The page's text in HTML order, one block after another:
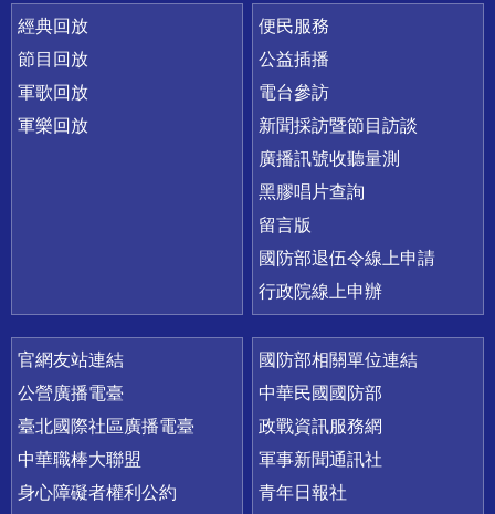
經典回放
節目回放
軍歌回放
軍樂回放
便民服務
公益插播
電台參訪
新聞採訪暨節目訪談
廣播訊號收聽量測
黑膠唱片查詢
留言版
國防部退伍令線上申請
行政院線上申辦
官網友站連結
公營廣播電臺
臺北國際社區廣播電臺
中華職棒大聯盟
身心障礙者權利公約
國防部相關單位連結
中華民國國防部
政戰資訊服務網
軍事新聞通訊社
青年日報社